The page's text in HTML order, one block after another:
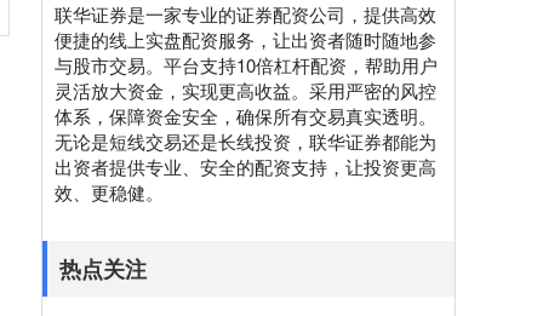
联华证券是一家专业的证券配资公司，提供高效
便捷的线上实盘配资服务，让出资者随时随地参
与股市交易。平台支持10倍杠杆配资，帮助用户
灵活放大资金，实现更高收益。采用严密的风控
体系，保障资金安全，确保所有交易真实透明。
无论是短线交易还是长线投资，联华证券都能为
出资者提供专业、安全的配资支持，让投资更高
效、更稳健。
热点关注